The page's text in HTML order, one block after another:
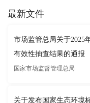
最新文件
市场监管总局关于2025
有效性抽查结果的通报
国家市场监督管理总局
关于发布国家生态环境